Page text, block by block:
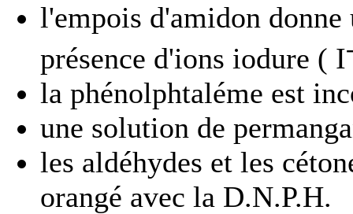
l'empois d'amidon donne
présence d'ions iodure ( I
la phénolphtaléme est
une solution de
les aldéhydes et les
orangé avec la D.N.P.H.